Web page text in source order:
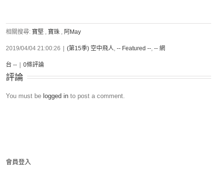
相關搜尋: 寶堅 , 寶珠 , 阿May
2019/04/04 21:00:26 (第15季) 空中飛人, -- Featured --, -- 網
台 -- 0條評論
評論
You must be logged in to post a comment.
會員登入